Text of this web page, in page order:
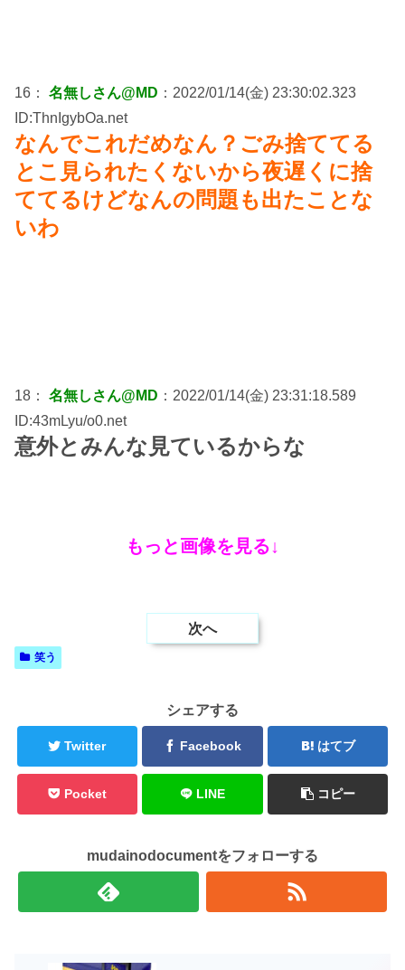
16： 名無しさん@MD ：2022/01/14(金) 23:30:02.323
ID:ThnIgybOa.net
なんでこれだめなん？ごみ捨ててる
とこ見られたくないから夜遅くに捨
ててるけどなんの問題も出たことな
いわ
18： 名無しさん@MD ：2022/01/14(金) 23:31:18.589
ID:43mLyu/o0.net
意外とみんな見ているからな
もっと画像を見る↓
次へ
笑う
シェアする
Twitter Facebook はてブ
Pocket LINE コピー
mudainodocumentをフォローする